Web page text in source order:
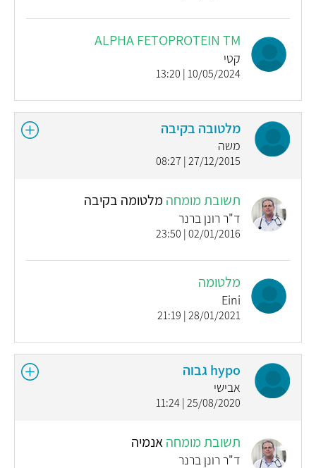
ALPHA FETOPROTEIN TM
קטי
10/05/2024 | 13:20
מלטובה בקיבה
משה
27/12/2015 | 08:27
תשובת מומחה מלטומה בקיבה
ד"ר רונן ברנר
02/01/2016 | 23:50
מלטומה
Eini
28/01/2021 | 21:19
hypo גבוה
אבישי
25/08/2020 | 11:24
תשובת מומחהאנמיה
ד"ר רונן ברנר